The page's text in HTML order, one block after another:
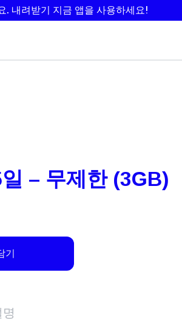
. 내려받기 지금 앱을 사용하세요!
– 무제한 (3GB)
기
명